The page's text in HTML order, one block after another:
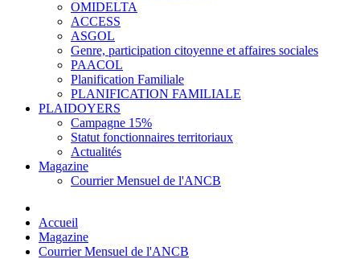
OMIDELTA
ACCESS
ASGOL
Genre, participation citoyenne et affaires sociales
PAACOL
Planification Familiale
PLANIFICATION FAMILIALE
PLAIDOYERS
Campagne 15%
Statut fonctionnaires territoriaux
Actualités
Magazine
Courrier Mensuel de l'ANCB
Accueil
Magazine
Courrier Mensuel de l'ANCB